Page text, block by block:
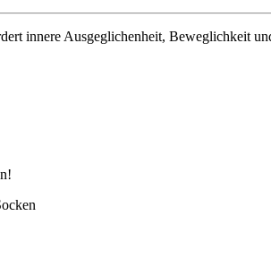
innere Ausgeglichenheit, Beweglichkeit